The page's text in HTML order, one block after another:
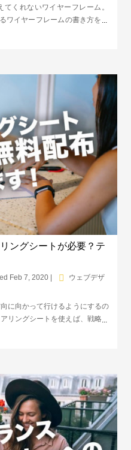
くれないワイヤーフレーム。
ワイヤーフレームの書き方を解
ブサイトの設計図のようなも
の配置を考えるだけでなく、ユ
ングシートが必要？テ
Feb 7, 2020
ウェブデザ
に向かって行けるようにするの
リングシートを使えば、戦略的
き、工数の削減にも繋がりま
レを使いながら、どんなことを